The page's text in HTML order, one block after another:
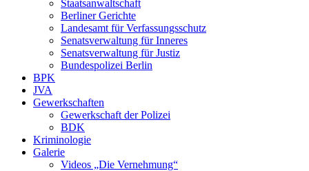
Staatsanwaltschaft
Berliner Gerichte
Landesamt für Verfassungsschutz
Senatsverwaltung für Inneres
Senatsverwaltung für Justiz
Bundespolizei Berlin
BPK
JVA
Gewerkschaften
Gewerkschaft der Polizei
BDK
Kriminologie
Galerie
Videos „Die Vernehmung“